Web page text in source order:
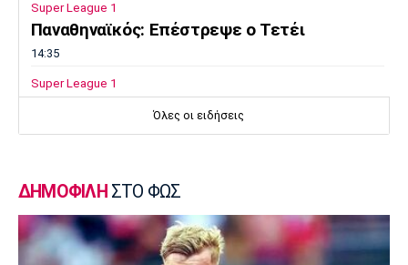
Super League 1
Παναθηναϊκός: Επέστρεψε ο Τετέι
14:35
Super League 1
Σπόρτινγκ: Η επιβεβαίωση για τον
Μπραγκάνσα και ο Ολυμπιακός
ΠΑΟΚ: Ανεβαίνει ο Γιαννούλης
14:05
Γ Εθνική
Όλες οι ειδήσεις
ΔΗΜΟΦΙΛΗ ΣΤΟ ΦΩΣ